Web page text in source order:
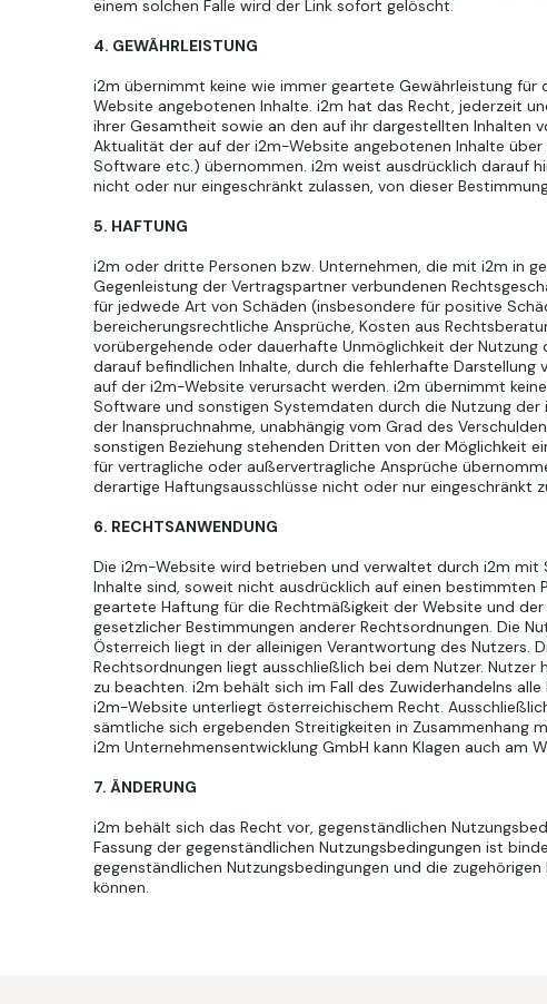
einem solchen Falle wird der Link sofort gelöscht.
4. GEWÄHRLEISTUNG
i2m übernimmt keine wie immer geartete Gewährleistung
Website angebotenen Inhalte. i2m hat das Recht, jederzeit
ihrer Gesamtheit sowie an den auf ihr dargestellten Inhalten
Aktualität der auf der i2m-Website angebotenen Inhalte
Software etc.) übernommen. i2m weist ausdrücklich darauf
nicht oder nur eingeschränkt zulassen, von dieser
5. HAFTUNG
i2m oder dritte Personen bzw. Unternehmen, die mit i2m in
Gegenleistung der Vertragspartner verbundenen
für jedwede Art von Schäden (insbesondere für positive
bereicherungsrechtliche Ansprüche, Kosten aus
vorübergehende oder dauerhafte Unmöglichkeit der
darauf befindlichen Inhalte, durch die fehlerhafte Darstellung
auf der i2m-Website verursacht werden. i2m übernimmt
Software und sonstigen Systemdaten durch die Nutzung der
der Inanspruchnahme, unabhängig vom Grad des
sonstigen Beziehung stehenden Dritten von der Möglichkeit
für vertragliche oder außervertragliche Ansprüche
derartige Haftungsausschlüsse nicht oder nur eingeschränkt
6. RECHTSANWENDUNG
Die i2m-Website wird betrieben und verwaltet durch i2m mit
Inhalte sind, soweit nicht ausdrücklich auf einen
geartete Haftung für die Rechtmäßigkeit der Website und
gesetzlicher Bestimmungen anderer Rechtsordnungen. Die
Österreich liegt in der alleinigen Verantwortung des Nutzers.
Rechtsordnungen liegt ausschließlich bei dem Nutzer.
zu beachten. i2m behält sich im Fall des Zuwiderhandelns
i2m-Website unterliegt österreichischem Recht.
sämtliche sich ergebenden Streitigkeiten in Zusammenhang
i2m Unternehmensentwicklung GmbH kann Klagen auch
7. ÄNDERUNG
i2m behält sich das Recht vor, gegenständlichen
Fassung der gegenständlichen Nutzungsbedingungen ist
gegenständlichen Nutzungsbedingungen und die
können.